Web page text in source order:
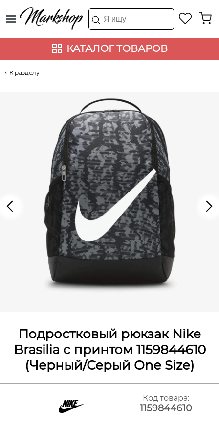
КАТАЛОГ ТОВАРОВ
К разделу
Подростковый рюкзак Nike
Brasilia с принтом 1159844610
(Черный/Серый One Size)
Код товара:
1159844610